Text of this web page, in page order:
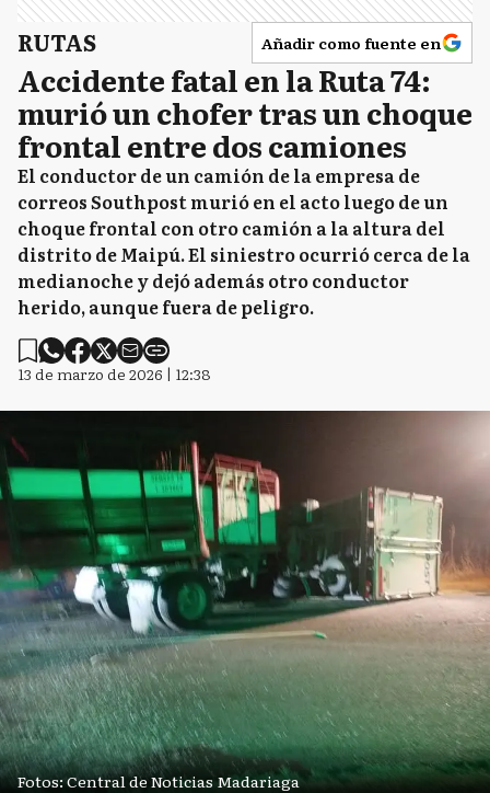
RUTAS Añadir como fuente en
Accidente fatal en la Ruta 74:
murió un chofer tras un choque
frontal entre dos camiones
El conductor de un camión de la empresa de
correos Southpost murió en el acto luego de un
choque frontal con otro camión a la altura del
distrito de Maipú. El siniestro ocurrió cerca de la
medianoche y dejó además otro conductor
herido, aunque fuera de peligro.
13 de marzo de 2026 | 12:38
Fotos: Central de Noticias Madariaga